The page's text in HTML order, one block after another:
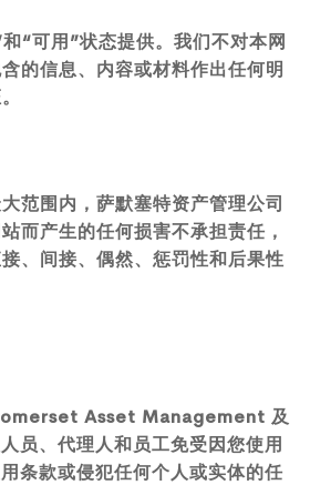
“可用”状态提供。我们不对本网
的信息、内容或材料作出任何明
范围内，萨默塞特资产管理公司
而产生的任何损害不承担责任，
、间接、偶然、惩罚性和后果性
Asset Management 及
员、代理人和员工免受因您使用
条款或侵犯任何个人或实体的任